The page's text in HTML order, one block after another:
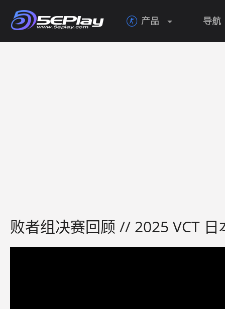
 产品 导航
败者组决赛回顾 // 2025 VCT